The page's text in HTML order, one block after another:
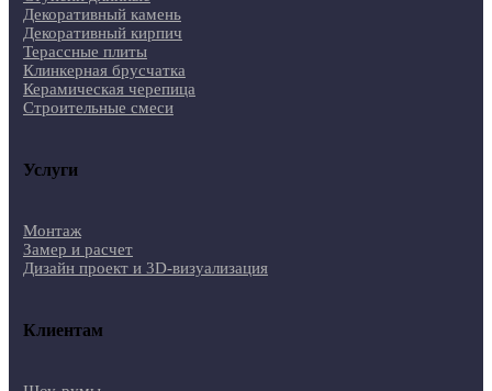
Декоративный камень
Декоративный кирпич
Терассные плиты
Клинкерная брусчатка
Керамическая черепица
Строительные смеси
Услуги
Монтаж
Замер и расчет
Дизайн проект и 3D-визуализация
Клиентам